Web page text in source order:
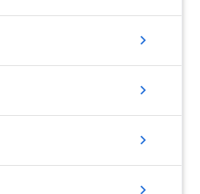
chevron_right
chevron_right
chevron_right
chevron_right